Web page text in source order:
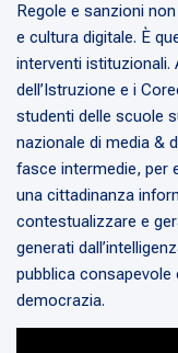
Regole e sanzioni
e cultura digitale. È
interventi istituzionali.
dell’Istruzione e i
studenti delle scuole
nazionale di media &
fasce intermedie, per
una cittadinanza
contestualizzare e
generati
pubblica
democrazia.